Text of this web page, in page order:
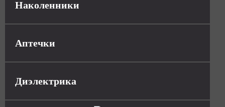
Наколенники
Аптечки
Диэлектрика